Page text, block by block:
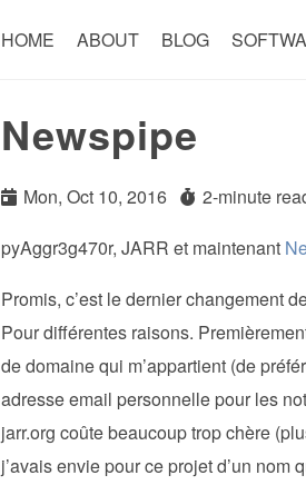
HOME ABOUT BLOG
Newspipe
Mon, Oct 10, 2016
2-minute
pyAggr3g470r, JARR et maintenant
Promis, c’est le dernier changement
Pour différentes raisons.
de domaine qui m’appartient (de
adresse email personnelle pour les
jarr.org coûte beaucoup trop chère
j’avais envie pour ce projet d’un